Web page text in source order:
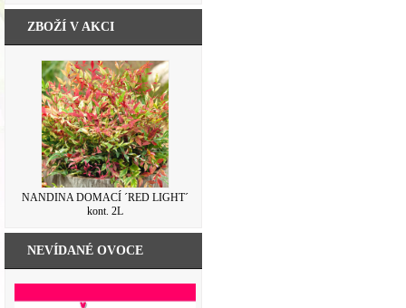
ZBOŽÍ V AKCI
NANDINA DOMACÍ ´RED LIGHT´
kont. 2L
NEVÍDANÉ OVOCE